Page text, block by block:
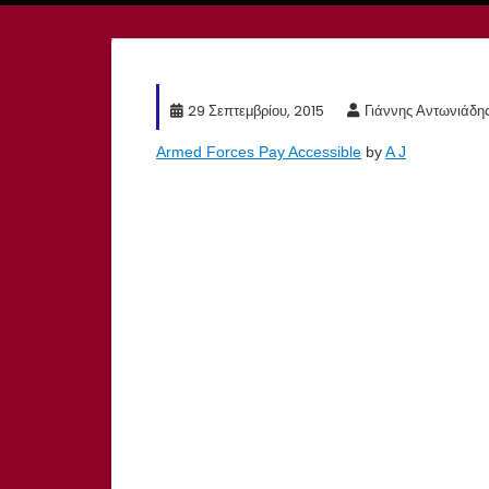
29 Σεπτεμβρίου, 2015 Γιάννης
Armed Forces Pay Accessible byA J